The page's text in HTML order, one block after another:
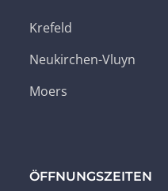
Krefeld
Neukirchen-Vluyn
Moers
ÖFFNUNGSZEITEN